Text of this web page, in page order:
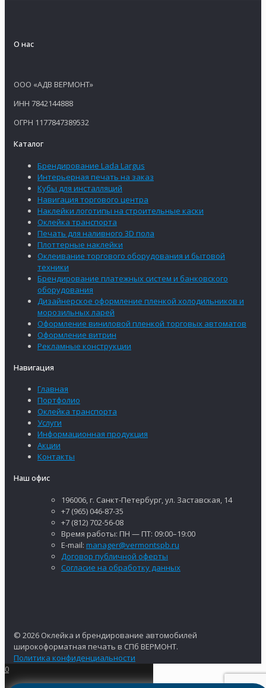
О нас
ООО «АДВ ВЕРМОНТ»
ИНН 7842144888
ОГРН 1177847389532
Каталог
Брендирование Lada Largus
Интерьерная печать на заказ
Кубы для инсталляций
Навигация торгового центра
Наклейки логотипы на строительные каски
Оклейка транспорта
Печать для наливного 3D пола
Плоттерные наклейки
Оклеивание торгового оборудования и бытовой
техники
Брендирование платежных систем и банковского
оборудования
Дизайнерское оформление пленкой холодильников и
морозильных ларей
Оформление виниловой пленкой торговых автоматов
Оформление витрин
Рекламные конструкции
Навигация
Главная
Портфолио
Оклейка транспорта
Услуги
Информационная продукция
Акции
Контакты
Наш офис
196006, г. Санкт-Петербург, ул. Заставская, 14
+7 (965) 046-87-35
+7 (812) 702-56-08
Время работы: ПН — ПТ: 09:00–19:00
E-mail: manager@vermontspb.ru
Договор публичной оферты
Согласие на обработку данных
© 2026 Оклейка и брендирование автомобилей
широкоформатная печать в СПб ВЕРМОНТ.
Политика конфиденциальности
0